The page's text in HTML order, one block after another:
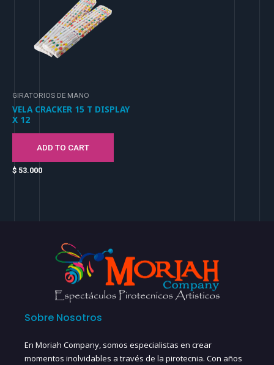
GIRATORIOS DE MANO
VELA CRACKER 15 T DISPLAY
X 12
ADD TO CART
$ 53.000
Sobre Nosotros
En Moriah Company, somos especialistas en crear
momentos inolvidables a través de la pirotecnia. Con años